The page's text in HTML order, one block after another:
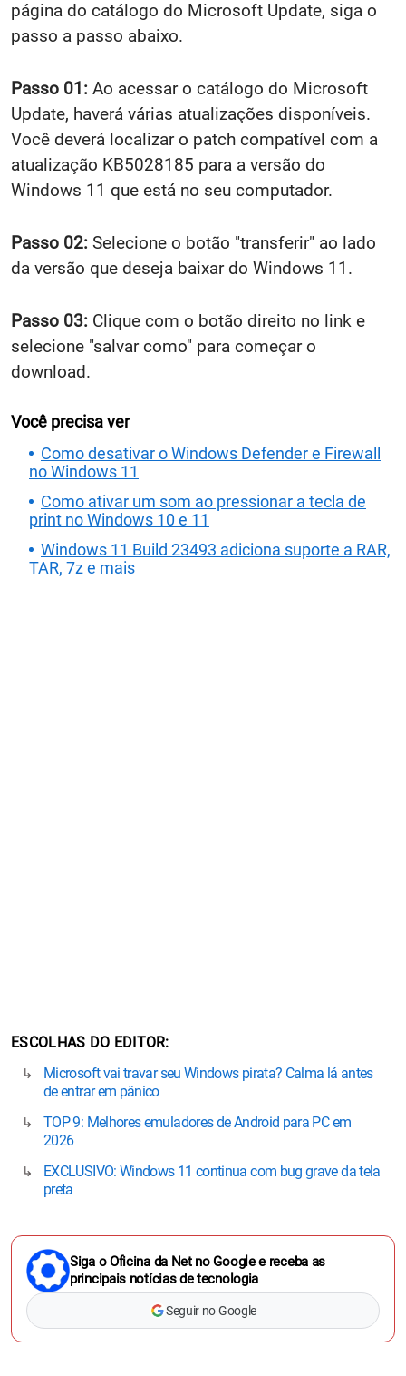
página do catálogo do Microsoft Update, siga o
passo a passo abaixo.
Passo 01: Ao acessar o catálogo do Microsoft
Update, haverá várias atualizações disponíveis.
Você deverá localizar o patch compatível com a
atualização KB5028185 para a versão do
Windows 11 que está no seu computador.
Passo 02: Selecione o botão "transferir" ao lado
da versão que deseja baixar do Windows 11.
Passo 03: Clique com o botão direito no link e
selecione "salvar como" para começar o
download.
Você precisa ver
Como desativar o Windows Defender e Firewall
no Windows 11
Como ativar um som ao pressionar a tecla de
print no Windows 10 e 11
Windows 11 Build 23493 adiciona suporte a RAR,
TAR, 7z e mais
ESCOLHAS DO EDITOR
Microsoft vai travar seu Windows pirata? Calma lá antes
de entrar em pânico
TOP 9: Melhores emuladores de Android para PC em
2026
EXCLUSIVO: Windows 11 continua com bug grave da tela
preta
Siga o Oficina da Net no Google e receba as
principais notícias de tecnologia
Seguir no Google